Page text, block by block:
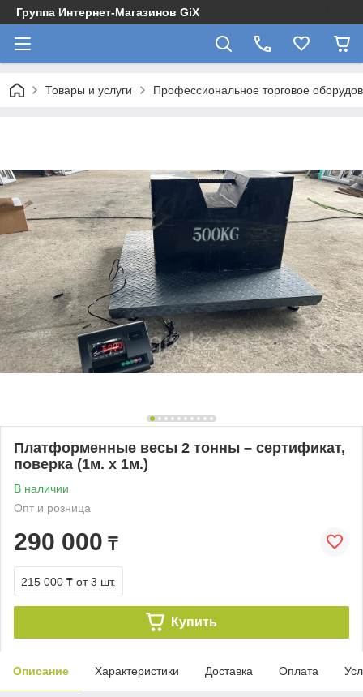
Группа Интернет-Магазинов GiX
Товары и услуги Профессиональное торговое
Платформенные весы 2 тонны – сертификат,
поверка (1м. х 1м.)
В наличии
Опт и розница
290 000 ₸
215 000 ₸ от 3 шт.
Купить
Описание Характеристики Доставка Оплата